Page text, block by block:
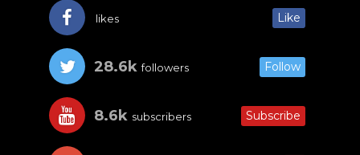
likes Like
28.6k followers Follow
8.6k subscribers Subscribe